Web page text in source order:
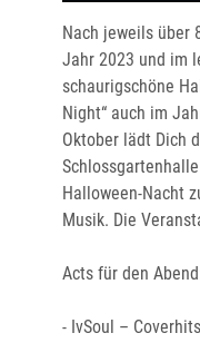
Nach jeweils über
Jahr 2023 und im
schaurigschöne
Night“ auch im
Oktober lädt Dich
Halloween-Nacht
Musik. Die
Acts für den
- IvSoul –